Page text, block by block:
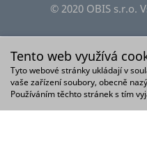
© 2020 OBIS s.r.o.
Tento web využívá
Tyto webové stránky ukládají v
vaše zařízení soubory, obecně
Používáním těchto stránek s tím